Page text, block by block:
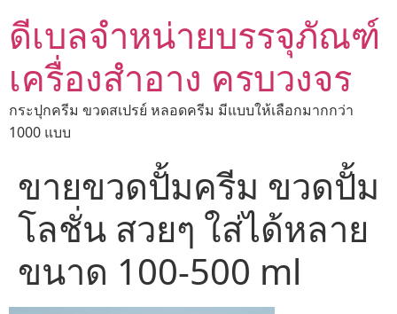
ดีเบลจำหน่ายบรรจุภัณฑ์
เครื่องสำอาง ครบวงจร
กระปุกครีม ขวดสเปรย์ หลอดครีม มีแบบให้เลือกมากกว่า
1000 แบบ
ขายขวดปั้มครีม ขวดปั้ม
โลชั่น สวยๆ ใส่ได้หลาย
ขนาด 100-500 ml